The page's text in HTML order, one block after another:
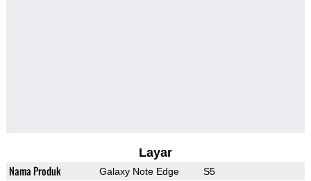
Layar
Nama Produk Galaxy Note Edge S5